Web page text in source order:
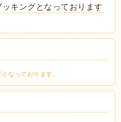
キングとなっております
なっております。